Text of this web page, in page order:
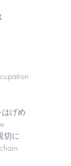
日だけは
るな
配 すな
謝して
ょをはげめ
に 親切に